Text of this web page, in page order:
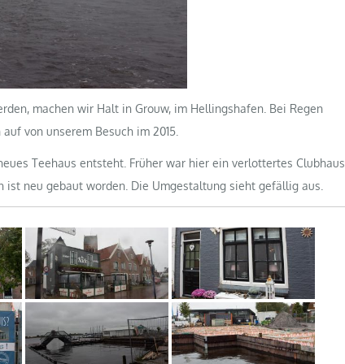
machen wir Halt in Grouw, im Hellingshafen. Bei Regen
von unserem Besuch im 2015.
Teehaus entsteht. Früher war hier ein verlottertes Clubhaus
neu gebaut worden. Die Umgestaltung sieht gefällig aus.